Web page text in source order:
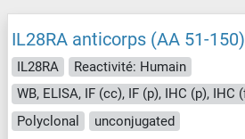
IL28RA anticorps (AA 51-150)
IL28RA
Reactivité: Humain
Polyclonal
unconjugated